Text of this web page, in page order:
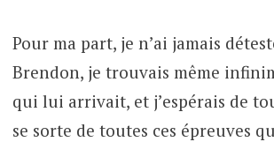
Pour ma part, je n’ai jamais
Brendon, je trouvais même
qui lui arrivait, et j’espérais de
se sorte de toutes ces épreuves